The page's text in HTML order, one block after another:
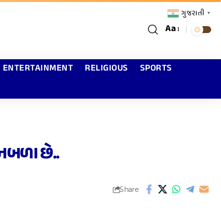
Aa
ENTERTAINMENT RELIGIOUS SPORTS
છે..
Share
ગુજરાતી ▼